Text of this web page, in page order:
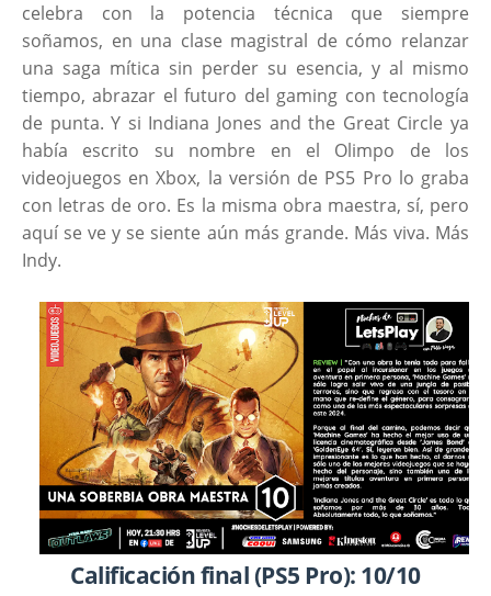
celebra con la potencia técnica que siempre
soñamos, en una clase magistral de cómo relanzar
una saga mítica sin perder su esencia, y al mismo
tiempo, abrazar el futuro del gaming con tecnología
de punta. Y si Indiana Jones and the Great Circle ya
había escrito su nombre en el Olimpo de los
videojuegos en Xbox, la versión de PS5 Pro lo graba
con letras de oro. Es la misma obra maestra, sí, pero
aquí se ve y se siente aún más grande. Más viva. Más
Indy.
Calificación final (PS5 Pro): 10/10